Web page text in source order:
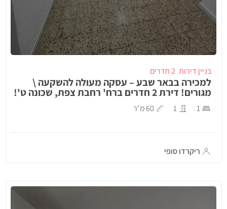
בניין דירות 2 חדרים
למכירה בבאר שבע – עסקה מעולה להשקעה \
מגורים! דירת 2 חדרים ברח' רחבת צפת, שכונה ט'!
1
1 60 מ״ר
ריקרדו סופי